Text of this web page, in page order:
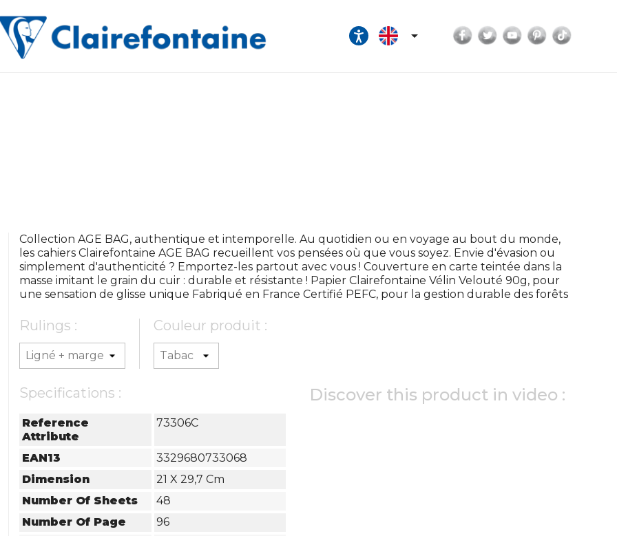
 Facebook
TwitterYouTubePinterest
Collection AGE BAG, authentique et intemporelle. Au quotidien ou en voyage au bout du monde,
les cahiers Clairefontaine AGE BAG recueillent vos pensées où que vous soyez. Envie d'évasion ou
simplement d'authenticité ? Emportez-les partout avec vous ! Couverture en carte teintée dans la
masse imitant le grain du cuir : durable et résistante ! Papier Clairefontaine Vélin Velouté 90g, pour
une sensation de glisse unique Fabriqué en France Certifié PEFC, pour la gestion durable des forêts
Rulings : Couleur produit :
Specifications :
Reference
Attribute
73306C
EAN13
3329680733068
Dimension
21 X 29,7 Cm
Number Of Sheets
48
Number Of Page
96
Discover this product in video :